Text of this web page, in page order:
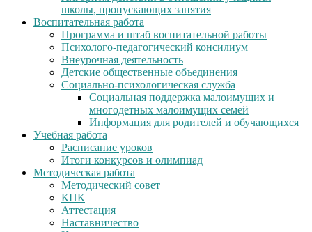
школы, пропускающих занятия
Воспитательная работа
Программа и штаб воспитательной работы
Психолого-педагогический консилиум
Внеурочная деятельность
Детские общественные объединения
Социально-психологическая служба
Социальная поддержка малоимущих и
многодетных малоимущих семей
Информация для родителей и обучающихся
Учебная работа
Расписание уроков
Итоги конкурсов и олимпиад
Методическая работа
Методический совет
КПК
Аттестация
Наставничество